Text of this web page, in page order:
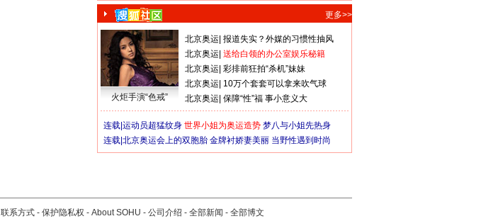
更多>>
火炬手演“色戒”
北京奥运 报道失实？外媒的习惯性抽风
北京奥运 送给白领的办公室娱乐秘籍
北京奥运 彩排前狂拍“杀机”妹妹
北京奥运 10万个套套可以拿来吹气球
北京奥运 保障“性”福 事小意义大
连载| 运动员超猛纹身 世界小姐为奥运造势 梦八与小姐先热身
连载| 北京奥运会上的双胞胎 金牌衬娇妻美丽 当野性遇到时尚
联系方式 - 保护隐私权 - About SOHU - 公司介绍 - 全部新闻 - 全部博文